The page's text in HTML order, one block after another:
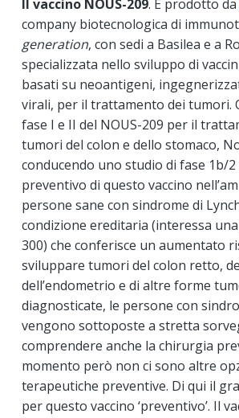
Il vaccino NOUS-209. È prodotto da
company biotecnologica di
generation, con sedi a Basilea e a
specializzata nello sviluppo di
basati su neoantigeni,
virali, per il trattamento dei tumori.
fase I e II del NOUS-209 per il
tumori del colon e dello stomaco,
conducendo uno studio di fase 1b/2
preventivo di questo vaccino
persone sane con sindrome di
condizione ereditaria (interessa
300) che conferisce un aumentato
sviluppare tumori del colon retto,
dell’endometrio e di altre forme
diagnosticate, le persone con
vengono sottoposte a stretta
comprendere anche la chirurgia
momento però non ci sono altre
terapeutiche preventive. Di qui il
per questo vaccino ‘preventivo’. Il